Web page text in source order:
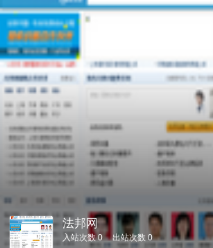
法邦网
入站次数 0 出站次数 0